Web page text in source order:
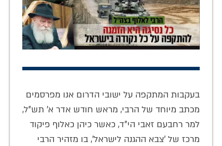
בעקבות המתקפה על ישובי הדרום אנו מפרסמים
מכתב מיוחד של הרבי, מראש חודש אדר א' תש"ל,
למר רחבעם זאבי הי"ד, כאשר כיהן כאלוף פיקוד
מרכז של 'צבא ההגנה לישראל', בו מזהיר הרבי